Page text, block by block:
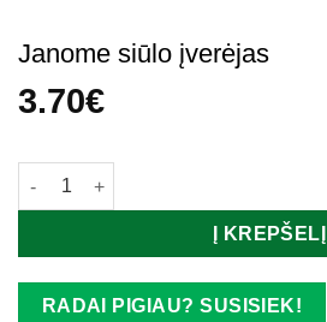
Janome siūlo įverėjas
3.70€
produkto kiekis: Janome siūlo įverėjas
Į KREPŠELĮ
RADAI PIGIAU? SUSISIEK!